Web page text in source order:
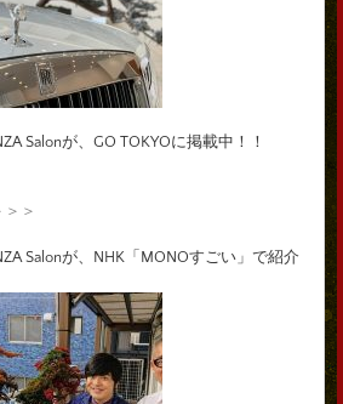
Salonが、GO TOKYOに掲載中！！
＞
Salonが、NHK「MONOすごい」で紹介